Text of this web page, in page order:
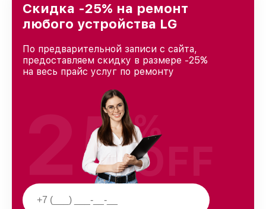
Скидка -25% на ремонт
любого устройства LG
По предварительной записи с сайта,
предоставляем скидку в размере -25%
на весь прайс услуг по ремонту
25%
OFF